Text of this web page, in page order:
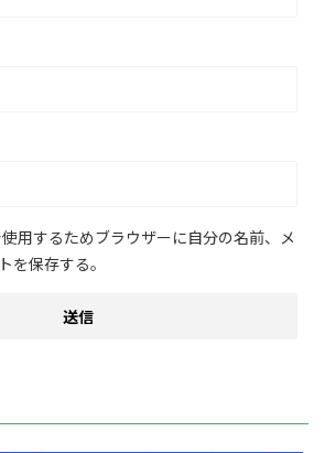
用するためブラウザーに自分の名前、メ
を保存する。